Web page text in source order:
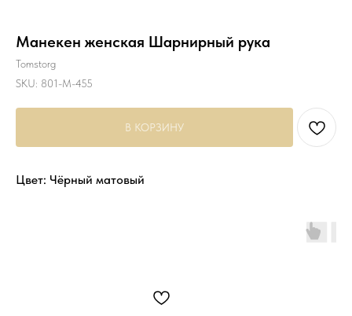
Манекен женская Шарнирный рука
Tomstorg
SKU: 801-M-455
В КОРЗИНУ
Цвет: Чёрный матовый